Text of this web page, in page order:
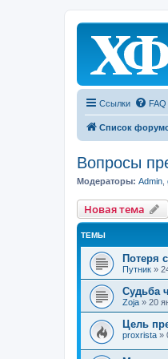
Ссылки FAQ
Список
Вопросы
Модераторы: Admin
Новаятема
ТЕМЫ
Потеря
Путник »
Судьба
Zoja » 20
Цель
proxrista »